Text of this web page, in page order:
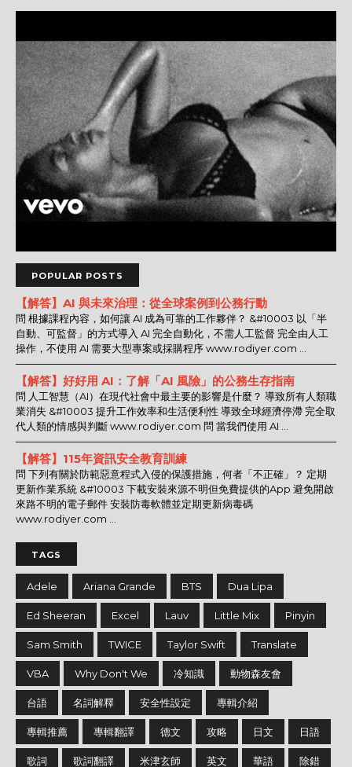
POPULAR POSTS
【解答】AI 與未來治理：從全球案例到公務行動
問 根據課程內容，如何讓 AI 成為可靠的工作夥伴？ &#10003 以「半
自動、可監督」的方式導入 AI 完全自動化，不需人工監督 完全由人工
操作，不使用 AI 需要大型專案或採購程序 www.rodiyer.com ...
【解答】好好用 AI：了解「AI 風險」的公務生存指南
問 人工智慧（AI）在現代社會中最主要的影響是什麼？ 導致所有人類職
業消失 &#10003 提升工作效率和生活便利性 導致全球經濟停滯 完全取
代人類的情感與判斷 www.rodiyer.com 問 當我們使用 AI ...
【解答】115年資訊安全教育訓練
問 下列有關於防範惡意程式入侵的保護措施，何者「不正確」？ 定期
更新作業系統 &#10003 下載安裝來源不明但免費提供的App 避免開啟
來路不明的電子郵件 安裝防毒軟體並定期更新病毒碼
www.rodiyer.com ...
TAGS
Adele Ariana Grande BTS Dua Lipa
Ed Sheeran Excel Lauv Little Mix Pinyin
Sam Smith TWICE Taylor Swift Translate
VBA Why Don't We 冷知識 動物森友會
台語 名詞解釋 安全性設定 專輯介紹
專輯推薦 專輯翻譯 德文 攻略 日文 日語
歌詞 歌詞翻譯 米津玄師 英文 華語 除錯